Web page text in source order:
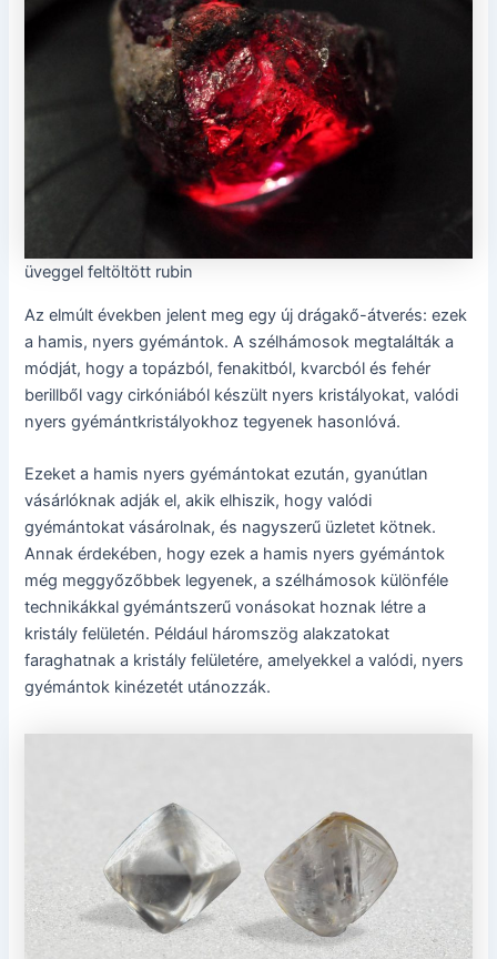
üveggel feltöltött rubin
Az elmúlt években jelent meg egy új drágakő-átverés: ezek
a hamis, nyers gyémántok. A szélhámosok megtalálták a
módját, hogy a topázból, fenakitból, kvarcból és fehér
berillből vagy cirkóniából készült nyers kristályokat, valódi
nyers gyémántkristályokhoz tegyenek hasonlóvá.
Ezeket a hamis nyers gyémántokat ezután, gyanútlan
vásárlóknak adják el, akik elhiszik, hogy valódi
gyémántokat vásárolnak, és nagyszerű üzletet kötnek.
Annak érdekében, hogy ezek a hamis nyers gyémántok
még meggyőzőbbek legyenek, a szélhámosok különféle
technikákkal gyémántszerű vonásokat hoznak létre a
kristály felületén. Például háromszög alakzatokat
faraghatnak a kristály felületére, amelyekkel a valódi, nyers
gyémántok kinézetét utánozzák.